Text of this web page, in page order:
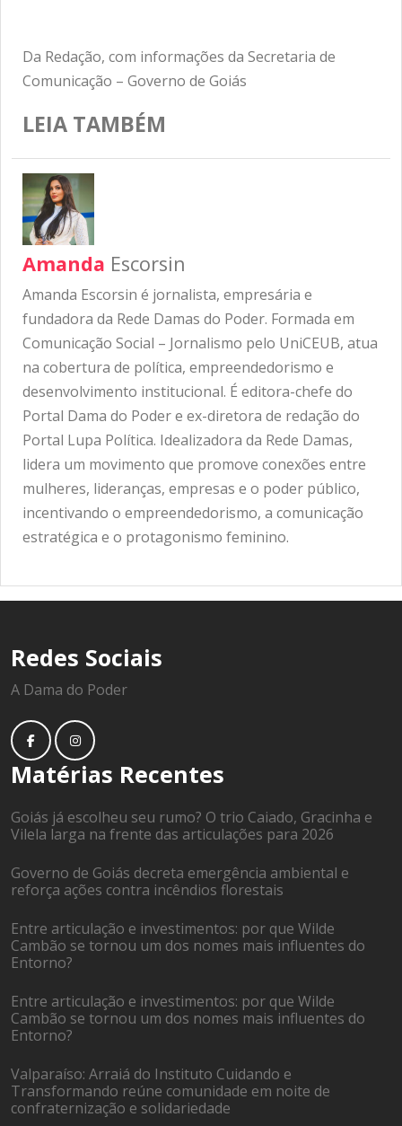
Da Redação, com informações da Secretaria de
Comunicação – Governo de Goiás
LEIA TAMBÉM
Amanda Escorsin
Amanda Escorsin é jornalista, empresária e
fundadora da Rede Damas do Poder. Formada em
Comunicação Social – Jornalismo pelo UniCEUB, atua
na cobertura de política, empreendedorismo e
desenvolvimento institucional. É editora-chefe do
Portal Dama do Poder e ex-diretora de redação do
Portal Lupa Política. Idealizadora da Rede Damas,
lidera um movimento que promove conexões entre
mulheres, lideranças, empresas e o poder público,
incentivando o empreendedorismo, a comunicação
estratégica e o protagonismo feminino.
Redes Sociais
A Dama do Poder
Matérias Recentes
Goiás já escolheu seu rumo? O trio Caiado, Gracinha e
Vilela larga na frente das articulações para 2026
Governo de Goiás decreta emergência ambiental e
reforça ações contra incêndios florestais
Entre articulação e investimentos: por que Wilde
Cambão se tornou um dos nomes mais influentes do
Entorno?
Entre articulação e investimentos: por que Wilde
Cambão se tornou um dos nomes mais influentes do
Entorno?
Valparaíso: Arraiá do Instituto Cuidando e
Transformando reúne comunidade em noite de
confraternização e solidariedade